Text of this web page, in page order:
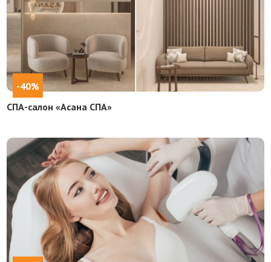
-40%
СПА-салон «Асана СПА»